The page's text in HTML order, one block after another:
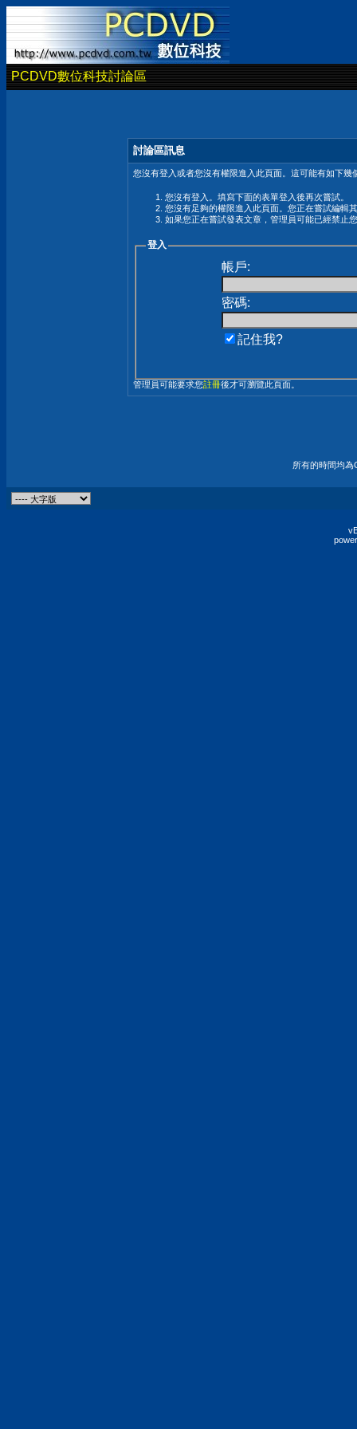
PCDVD數位科技討論區
討論區訊息
您沒有登入或者您沒有權限進入此頁面。這可能有如下幾
您沒有登入。填寫下面的表單登入後再次嘗試。
您沒有足夠的權限進入此頁面。您正在嘗試編輯
如果您正在嘗試發表文章，管理員可能已經禁止
登入
帳戶:
密碼:
記住我?
管理員可能要求您註冊後才可瀏覽此頁面。
所有的時間均為